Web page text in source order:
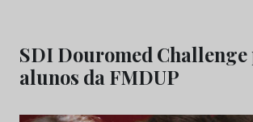
SDI Douromed Challenge
alunos da FMDUP